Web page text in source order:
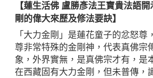
【蓮生活佛 盧勝彥法王寶貴法語
剛的偉大來歷及修法要訣】
「大力金剛」是蓮花童子的忿怒尊
尊非常特殊的金剛神，代表真佛宗
象，外界實無，是真佛宗才有，是
在西藏固有大力金剛，但未普傳，